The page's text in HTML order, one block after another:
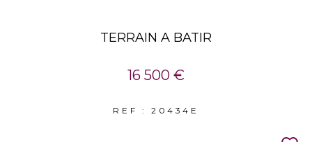
TERRAIN A BATIR
16 500 €
REF : 20434E